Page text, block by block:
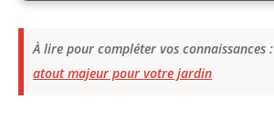
À lire pour compléter vos connaissances :
atout majeur pour votre jardin